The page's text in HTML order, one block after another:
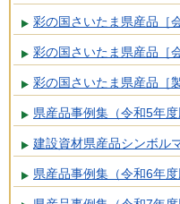
彩の国さいたま県産品［
彩の国さいたま県産品［
彩の国さいたま県産品［
県産品事例集（令和5年度
建設資材県産品シンボル
県産品事例集（令和6年度